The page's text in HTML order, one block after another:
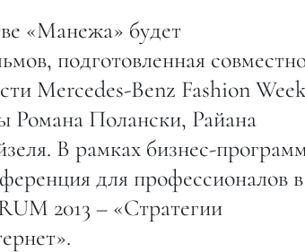
«Манежа» будет
подготовленная
Mercedes-Benz Fashion
Романа Полански, Райана
В рамках бизнес-
для профессионалов в
2013 – «Стратегии